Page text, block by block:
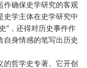
作确保史学研究的客观
史学主体在史学研究中
”，还得对历史事件作
自身情感的笔写出历史
哲学史专著。它开创